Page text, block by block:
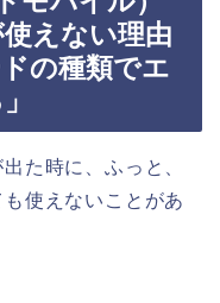
えない理由
の種類でエ
た時に、ふっと、
使えないことがあ